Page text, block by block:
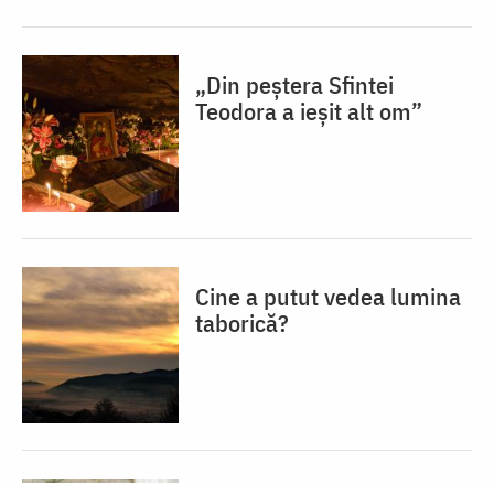
„Din peștera Sfintei
Teodora a ieșit alt om”
Cine a putut vedea lumina
taborică?